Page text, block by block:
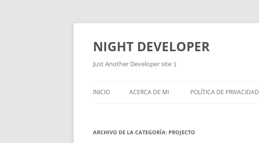
NIGHT DEVELOPER
Just Another Developer site :)
INICIO ACERCA DE MI POLÍTICA DE PRIVACIDAD
ARCHIVO DE LA CATEGORÍA: PROJECTO